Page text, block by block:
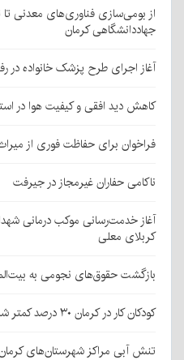
از بومی‌سازی فناوری‌های معدنی
جهاددانشگاهی کرمان
آغاز اجرای طرح پزشک خانواده در
کاهش دید افقی و کیفیت هوا در
فراخوان برای حفاظت فوری از
ناکامی حفاران غیرمجاز در جیرفت
آغاز خدمت‌رسانی موکب درمانی
کربلای معلی
بازگشت حقوق‌های نجومی به
کودکان کار در کرمان ۳۰ درصد کمتر شدند
تنش آبی مراکز شهرستان‌های